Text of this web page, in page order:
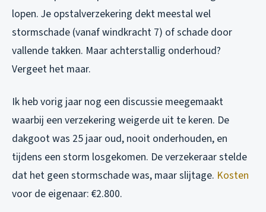
lopen. Je opstalverzekering dekt meestal wel
stormschade (vanaf windkracht 7) of schade door
vallende takken. Maar achterstallig onderhoud?
Vergeet het maar.
Ik heb vorig jaar nog een discussie meegemaakt
waarbij een verzekering weigerde uit te keren. De
dakgoot was 25 jaar oud, nooit onderhouden, en
tijdens een storm losgekomen. De verzekeraar stelde
dat het geen stormschade was, maar slijtage. Kosten
voor de eigenaar: €2.800.